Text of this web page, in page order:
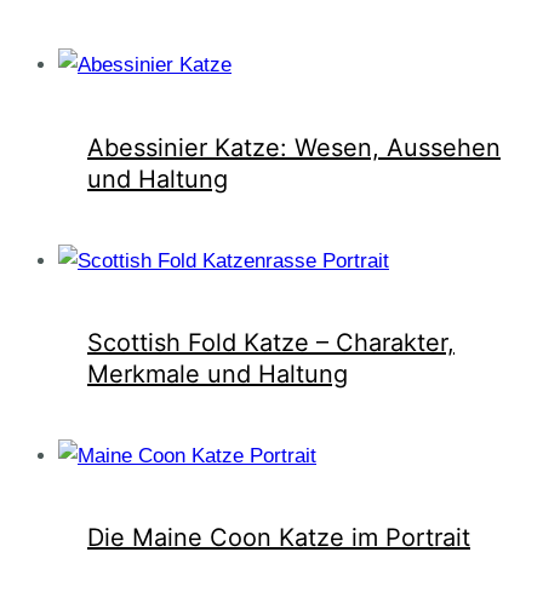
Abessinier Katze: Wesen, Aussehen
und Haltung
Scottish Fold Katze – Charakter,
Merkmale und Haltung
Die Maine Coon Katze im Portrait